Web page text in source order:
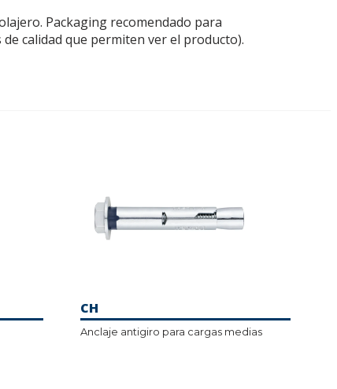
Packaging recomendado para
calidad que permiten ver el producto).
CH
Anclaje antigiro para cargas medias